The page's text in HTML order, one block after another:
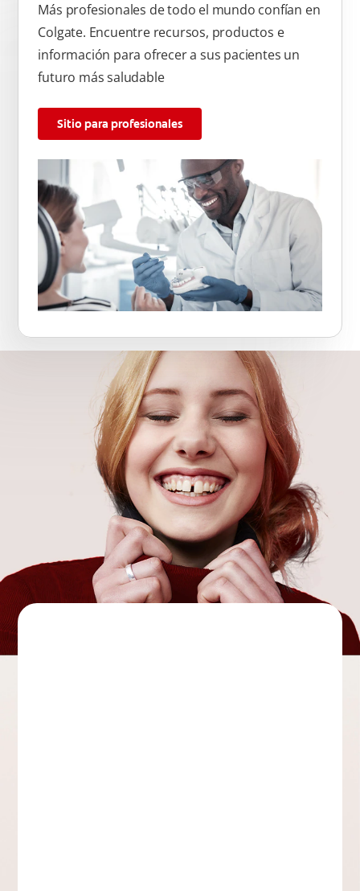
Más profesionales de todo el mundo confían en
Colgate. Encuentre recursos, productos e
información para ofrecer a sus pacientes un
futuro más saludable
Sitio para profesionales